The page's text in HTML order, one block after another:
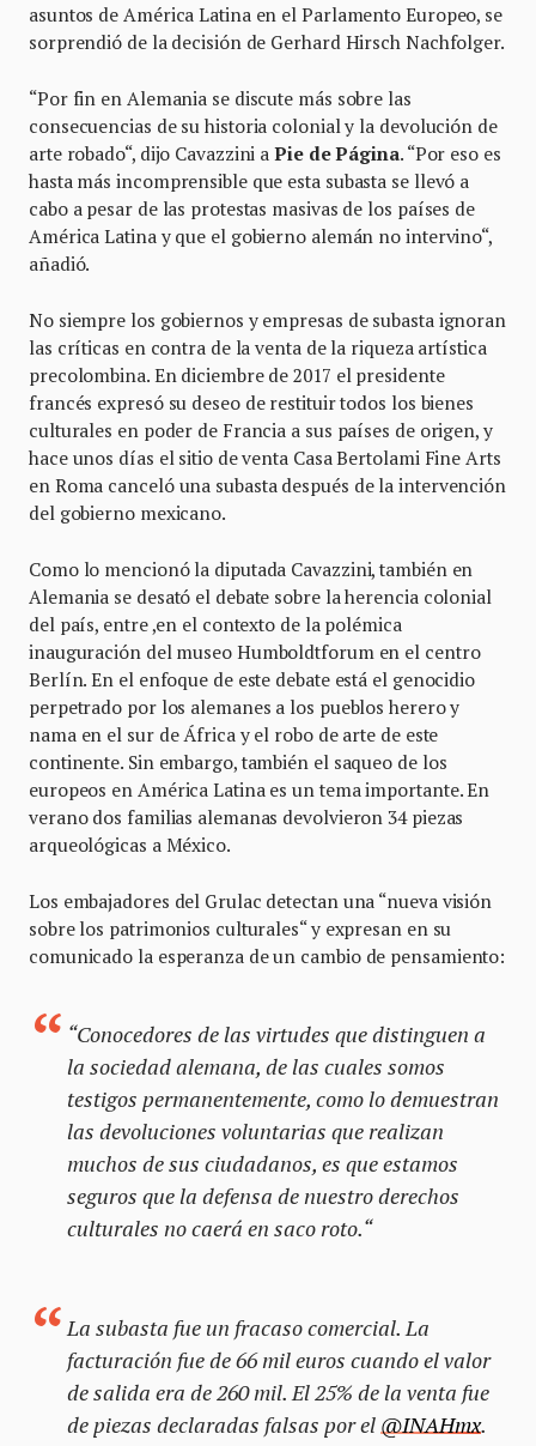
asuntos de América Latina en el Parlamento Europeo, se
sorprendió de la decisión de Gerhard Hirsch Nachfolger.
“Por fin en Alemania se discute más sobre las
consecuencias de su historia colonial y la devolución de
arte robado“, dijo Cavazzini aPie de Página. “Por eso es
hasta más incomprensible que esta subasta se llevó a
cabo a pesar de las protestas masivas de los países de
América Latina y que el gobierno alemán no intervino“,
añadió.
No siempre los gobiernos y empresas de subasta ignoran
las críticas en contra de la venta de la riqueza artística
precolombina. En diciembre de 2017 el presidente
francés expresó su deseo de restituir todos los bienes
culturales en poder de Francia a sus países de origen, y
hace unos días el sitio de venta Casa Bertolami Fine Arts
en Roma canceló una subasta después de la intervención
del gobierno mexicano.
Como lo mencionó la diputada Cavazzini, también en
Alemania se desató el debate sobre la herencia colonial
del país, entre ,en el contexto de la polémica
inauguración del museo Humboldtforum en el centro
Berlín. En el enfoque de este debate está el genocidio
perpetrado por los alemanes a los pueblos herero y
nama en el sur de África y el robo de arte de este
continente. Sin embargo, también el saqueo de los
europeos en América Latina es un tema importante. En
verano dos familias alemanas devolvieron 34 piezas
arqueológicas a México.
Los embajadores del Grulac detectan una “nueva visión
sobre los patrimonios culturales“ y expresan en su
comunicado la esperanza de un cambio de pensamiento:
“Conocedores de las virtudes que distinguen a
la sociedad alemana, de las cuales somos
testigos permanentemente, como lo demuestran
las devoluciones voluntarias que realizan
muchos de sus ciudadanos, es que estamos
seguros que la defensa de nuestro derechos
culturales no caerá en saco roto.“
La subasta fue un fracaso comercial. La
facturación fue de 66 mil euros cuando el valor
de salida era de 260 mil. El 25% de la venta fue
de piezas declaradas falsas por el @INAHmx.